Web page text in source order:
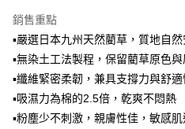
消。如遇「轉專審核」未通過狀況，表
法說明評估內容。
1.分期款項不併入電信帳單，「大哥付
醒簡訊。
2.透過簡訊連結打開帳單後，可選擇「
帳／街口支付／iPASS MONEY」等通路
每筆NT$150，滿NT$299(含以上)
銷售重點
▪嚴選日本九州天然藺草，質地自
▪無染土工法製程，保留藺草原色
▪纖維緊密柔韌，兼具支撐力與舒適
▪吸濕力為棉的2.5倍，乾爽不悶熱
▪粉塵少不刺激，親膚性佳，敏感肌